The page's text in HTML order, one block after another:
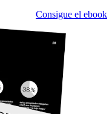
Consigue el ebook